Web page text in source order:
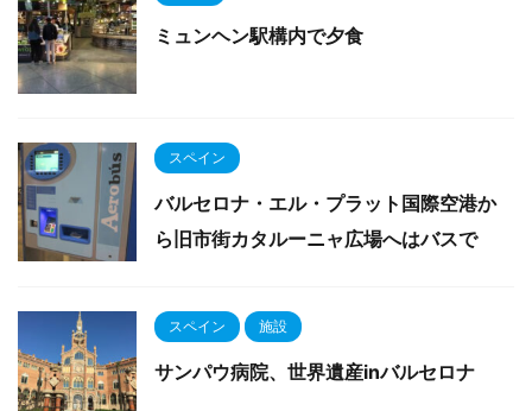
ミュンヘン駅構内で夕食
スペイン
バルセロナ・エル・プラット国際空港か
ら旧市街カタルーニャ広場へはバスで
スペイン 施設
サンパウ病院、世界遺産inバルセロナ